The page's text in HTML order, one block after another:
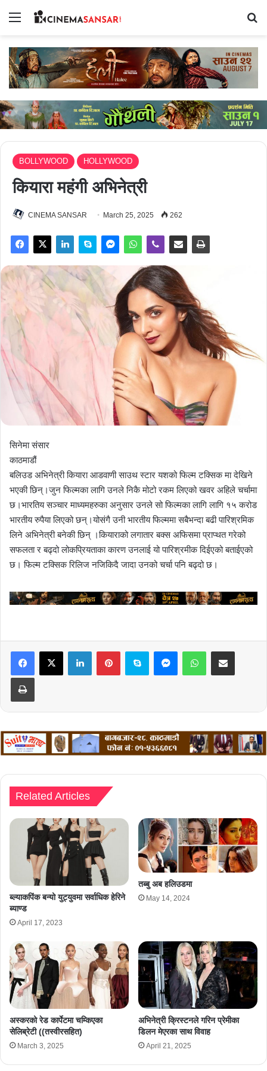
Menu
BOLLYWOOD HOLLYWOOD
कियारा महंगी अभिनेत्री
CINEMA SANSAR March 25, 2025 262
सिनेमा संसार
काठमाडौं
बलिउड अभिनेत्री कियारा आडवाणी साउथ स्टार यशको फिल्म टक्सिक मा देखिने
भएकी छिन्।जुन फिल्मका लागि उनले निकै मोटो रकम लिएको खवर अहिले चर्चामा
छ।भारतिय सञ्चार माध्यमहरुका अनुसार उनले सो फिल्मका लागि लागि १५ करोड
भारतीय रुपैया लिएको छन्।योसंगै उनी भारतीय फिल्ममा सबैभन्दा बढी पारिश्रमिक
लिने अभिनेत्री बनेकी छिन् ।कियाराको लगातार बक्स अफिसमा प्राप्थत गरेको
सफलता र बढ्दो लोकप्रियताका कारण उनलाई यो पारिश्रमीक दिईएको बताईएको
छ। फिल्म टक्सिक रिलिज नजिकिदै जादा उनको चर्चा पनि बढ्दो छ।
LinkedInPinterestSkype MessengerWhatsAppShare via Email
Print
Related Articles
ब्ल्याकपिंक बन्यो युट्युवमा सर्वाधिक हेरिने
ब्याण्ड
April 17, 2023
तब्बु अब हलिउडमा
May 14, 2024
अस्करको रेड कार्पेटमा चम्किएका
सेलिब्रेटी ((तस्वीरसहित)
March 3, 2025
अभिनेत्री क्रिस्टनले गरिन प्रेमीका
डिलन मेएरका साथ विवाह
April 21, 2025